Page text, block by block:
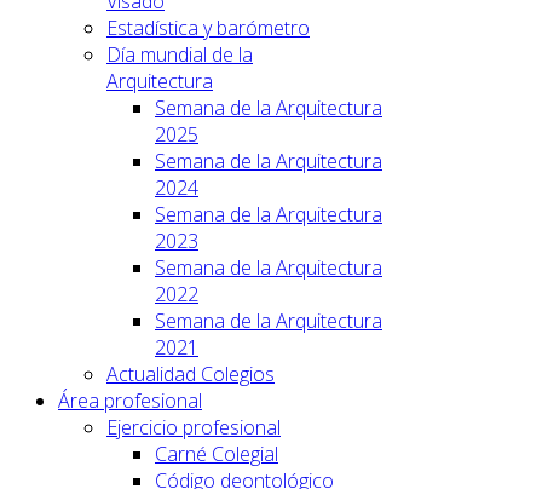
Estadística y barómetro
Día mundial de la
Arquitectura
Semana de la Arquitectura
2025
Semana de la Arquitectura
2024
Semana de la Arquitectura
2023
Semana de la Arquitectura
2022
Semana de la Arquitectura
2021
Actualidad Colegios
Área profesional
Ejercicio profesional
Carné Colegial
Código deontológico